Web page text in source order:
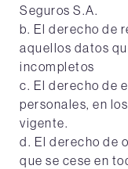
Seguros S.A.
b. El derecho de
aquellos datos
incompletos
c. El derecho de
personales, en
vigente.
d. El derecho de
que se cese en